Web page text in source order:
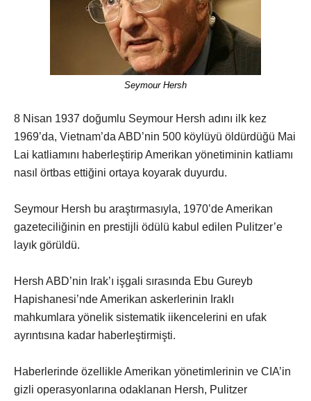
Seymour Hersh
8 Nisan 1937 doğumlu Seymour Hersh adını ilk kez
1969’da, Vietnam’da ABD’nin 500 köylüyü öldürdüğü Mai
Lai katliamını haberleştirip Amerikan yönetiminin katliamı
nasıl örtbas ettiğini ortaya koyarak duyurdu.
Seymour Hersh bu araştırmasıyla, 1970’de Amerikan
gazeteciliğinin en prestijli ödülü kabul edilen Pulitzer’e
layık görüldü.
Hersh ABD’nin Irak’ı işgali sırasında Ebu Gureyb
Hapishanesi’nde Amerikan askerlerinin Iraklı
mahkumlara yönelik sistematik iikencelerini en ufak
ayrıntısına kadar haberleştirmişti.
Haberlerinde özellikle Amerikan yönetimlerinin ve CIA’in
gizli operasyonlarına odaklanan Hersh, Pulitzer